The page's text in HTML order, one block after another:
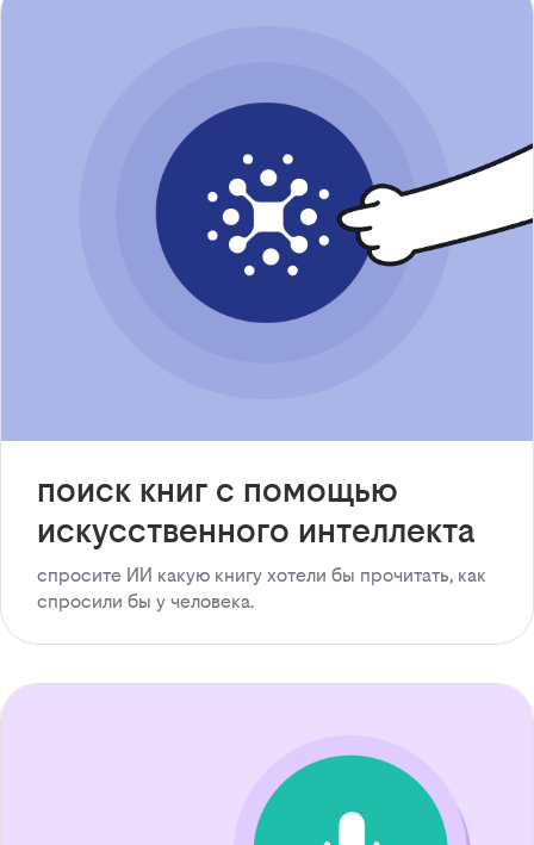
поиск книг с помощью
искусственного интеллекта
спросите ИИ какую книгу хотели бы прочитать, как
спросили бы у человека.